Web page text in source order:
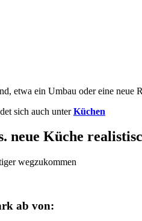
etwa ein Umbau oder eine
sich auch unterKüchen
neue Küche
wegzukommen
ab von: